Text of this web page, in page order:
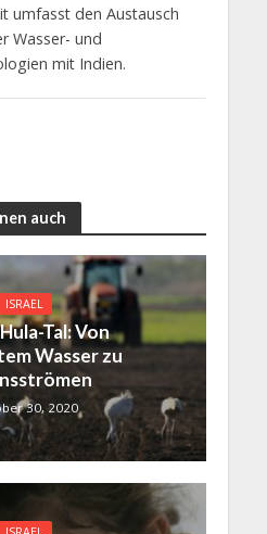
umfasst den Austausch
Wasser- und
mit Indien.
auch
ISRAEL
Tal: Von
Wasser zu
30, 2020